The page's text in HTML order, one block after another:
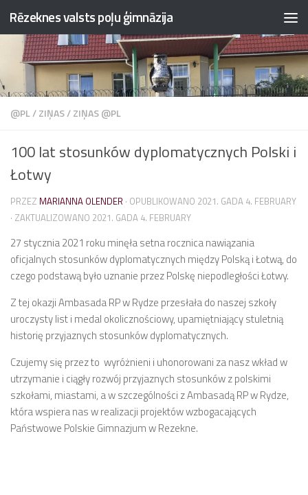
Przejdź do treści
Rēzeknes valsts poļu ģimnāzija
@PL/ZIŅAS/ZIŅAS @PL
100 lat stosunków dyplomatycznych Polski i
Łotwy
PRZEZ MARIANNA OLENDER · OPUBLIKOWANO 2021. GADA 4. FEBRUARY
· ZAKTUALIZOWANO 2021. GADA 4. FEBRUARY
27 stycznia 2021 roku minęła setna rocznica nawiązania
oficjalnych stosunków dyplomatycznych między Polską i Łotwą, do
czego podstawą było uznanie przez Polskę niepodległości Łotwy.
Z tej okazji Ambasada RP w Rydze przesłała do naszej szkoły
uroczysty list i medal okolicznościowy, upamiętniający stuletnią
historię przyjaznych stosunków dyplomatycznych.
Czujemy się przez to wyróżnieni i uhonorowani za nasz wkład w
utrzymanie i ciągły rozwój przyjaznych stosunków z polskimi
szkołami, miastami, a w szczególności z Ambasadą RP w Rydze,
która wspiera nas w realizacji projektów wzbogacających
Państwowe Polskie Gimnazjum w Rezekne.